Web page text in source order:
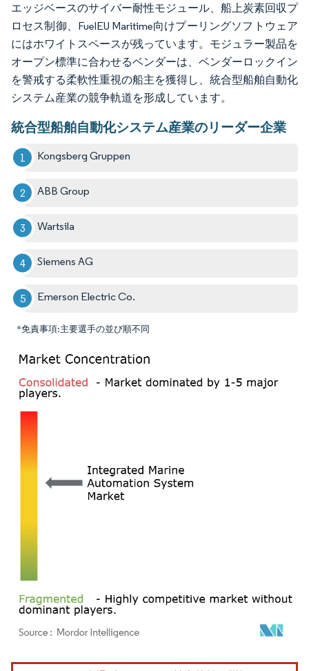
エッジベースのサイバー耐性モジュール、船上炭素回収プ
ロセス制御、FuelEU Maritime向けプーリングソフトウェア
にはホワイトスペースが残っています。モジュラー製品を
オープン標準に合わせるベンダーは、ベンダーロックイン
を警戒する柔軟性重視の船主を獲得し、統合型船舶自動化
システム産業の競争軌道を形成しています。
統合型船舶自動化システム産業のリーダー企業
Kongsberg Gruppen
ABB Group
Wartsila
Siemens AG
Emerson Electric Co.
*免責事項:主要選手の並び順不同
画像 © Mordor Intelligence。再利用にはCC BY 4.0の表示が必要です。